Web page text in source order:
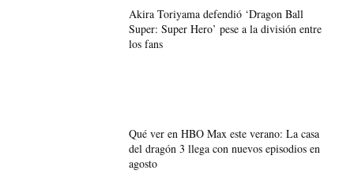
Akira Toriyama defendió ‘Dragon Ball
Super: Super Hero’ pese a la división entre
los fans
Qué ver en HBO Max este verano: La casa
del dragón 3 llega con nuevos episodios en
agosto